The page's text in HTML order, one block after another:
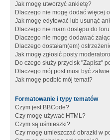
Jak mogę utworzyć ankietę?
Dlaczego nie mogę dodać więcej
Jak mogę edytować lub usunąć
Dlaczego nie mam dostępu do
Dlaczego nie mogę dodawać
Dlaczego dostałam(em)
Jak mogę zgłosić posty
Do czego służy przycisk "Zapisz"
Dlaczego mój post musi być
Jak mogę podbić mój temat?
Formatowanie i typy tematów
Czym jest BBCode?
Czy mogę używać HTML?
Czym są uśmieszki?
Czy mogę umieszczać obrazki w